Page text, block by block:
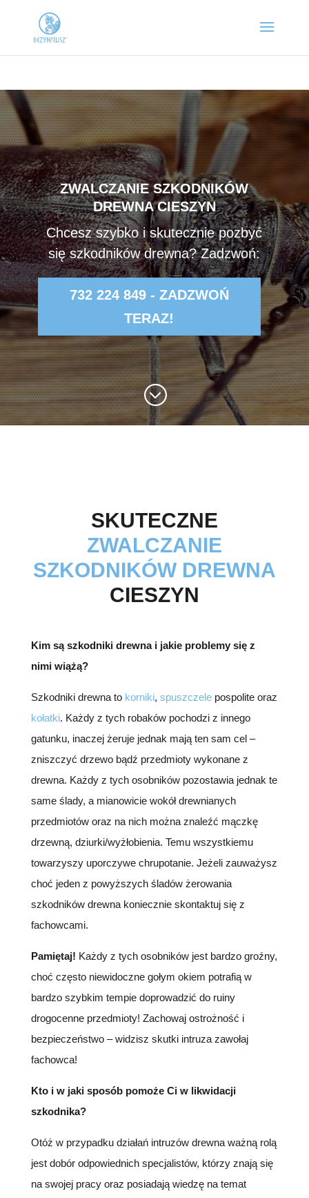
ZWALCZANIE SZKODNIKÓW
DREWNA CIESZYN
Chcesz szybko i skutecznie pozbyć
się szkodników drewna? Zadzwoń:
732 224 849 - ZADZWOŃ
TERAZ!
;
SKUTECZNE
ZWALCZANIE
SZKODNIKÓW DREWNA
CIESZYN
Kim są szkodniki drewna i jakie problemy się z
nimi wiążą?
Szkodniki drewna to korniki, spuszczelepospolite oraz
kołatki. Każdy z tych robaków pochodzi z innego
gatunku, inaczej żeruje jednak mają ten sam cel –
zniszczyć drzewo bądź przedmioty wykonane z
drewna. Każdy z tych osobników pozostawia jednak te
same ślady, a mianowicie wokół drewnianych
przedmiotów oraz na nich można znaleźć mączkę
drzewną, dziurki/wyżłobienia. Temu wszystkiemu
towarzyszy uporczywe chrupotanie. Jeżeli zauważysz
choć jeden z powyższych śladów żerowania
szkodników drewna koniecznie skontaktuj się z
fachowcami.
Pamiętaj! Każdy z tych osobników jest bardzo groźny,
choć często niewidoczne gołym okiem potrafią w
bardzo szybkim tempie doprowadzić do ruiny
drogocenne przedmioty! Zachowaj ostrożność i
bezpieczeństwo – widzisz skutki intruza zawołaj
fachowca!
Kto i w jaki sposób pomoże Ci w likwidacji
szkodnika?
Otóż w przypadku działań intruzów drewna ważną rolą
jest dobór odpowiednich specjalistów, którzy znają się
na swojej pracy oraz posiadają wiedzę na temat